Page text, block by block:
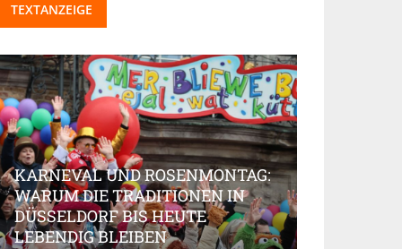
TEXTANZEIGE
KARNEVAL UND ROSENMONTAG:
WARUM DIE TRADITIONEN IN
DÜSSELDORF BIS HEUTE
LEBENDIG BLEIBEN